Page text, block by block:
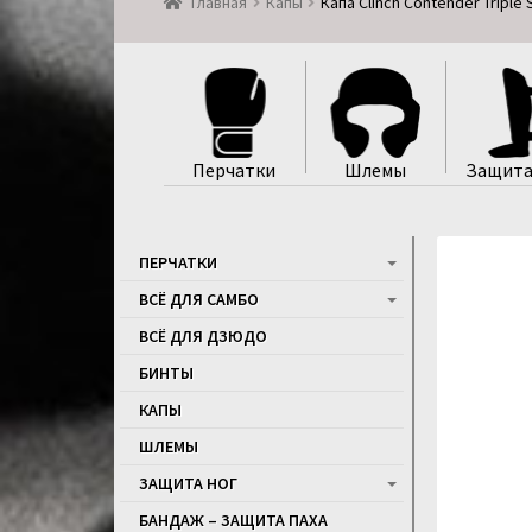
Перчатки Шлемы
ПЕРЧАТКИ
ВСЁ ДЛЯ САМБО
ВСЁ ДЛЯ ДЗЮДО
БИНТЫ
КАПЫ
ШЛЕМЫ
ЗАЩИТА НОГ
БАНДАЖ – ЗАЩИТА ПАХА